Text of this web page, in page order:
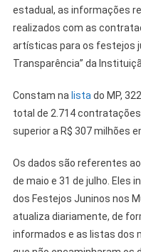
estadual, as informações
realizados com as
artísticas para os festejos
Transparência” da
Constam na listado MP,
total de 2.714
superior a R$ 307 milhões
Os dados são referentes
de maio e 31 de julho. Eles
dos Festejos Juninos nos
atualiza diariamente, de
informados e as listas dos